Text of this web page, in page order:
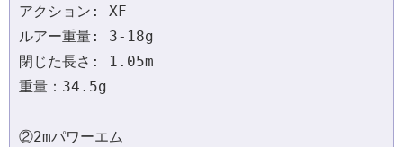
アクション: XF
ルアー重量: 3-18g
閉じた長さ: 1.05m
重量：34.5g
②2mパワーエム